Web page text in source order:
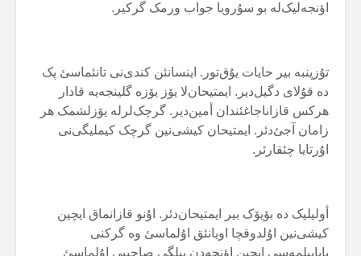
اؤنجەلیک‌لە بو سۇرویا جواب ورمک گرکیر.
تۇزپنبە بیر حایات یۇق‌تور. اینسانئن کندی‌نی تانئماسئ پک
دە قۇلای دگیل‌دیر. ایمتیحان‌لا یۆز یۆزە گلینجەیە قادار
هرکس قازاناجاغئندان أمین‌دیر. گرچک‌لرلە یۆزلشمک هر
زامان آجئ‌دئر. ایمتیحان کیشی‌نین گرچک کیملیگی‌نی
اۇرتایا چئقارئر.
أولیلیک دە بۆیۆک بیر ایمتیحان‌دئر. اۇنو قازانماق ایچین
کیشی‌نین اۇلدوقچا اویانئق اۇلماسئ وە گرکنی
یاپابیلمەسی ایچین اؤنجەدن بیلگی صاحیبی اۇلماسئ